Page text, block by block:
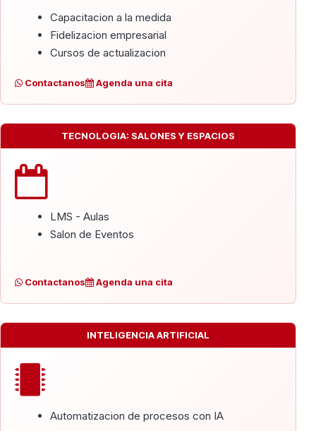
Capacitacion a la medida
Fidelizacion empresarial
Cursos de actualizacion
Contactanos Agenda una cita
TECNOLOGIA: SALONES Y ESPACIOS
LMS - Aulas
Salon de Eventos
Contactanos Agenda una cita
INTELIGENCIA ARTIFICIAL
Automatizacion de procesos con IA